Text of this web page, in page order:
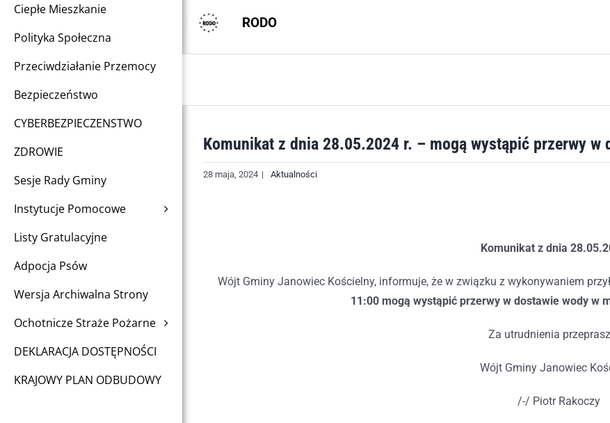
Ciepłe Mieszkanie
Polityka Społeczna
Przeciwdziałanie Przemocy
Bezpieczeństwo
CYBERBEZPIECZENSTWO
ZDROWIE
Sesje Rady Gminy
Instytucje Pomocowe
Listy Gratulacyjne
Adpocja Psów
Wersja Archiwalna Strony
Ochotnicze Straże Pożarne
DEKLARACJA DOSTĘPNOŚCI
KRAJOWY PLAN ODBUDOWY
RODO
Komunikat z dnia 28.05.2024 r. – mogą wystąpić przerwy w
28 maja, 2024 | Aktualności
Komunikat z dnia 28.05
Wójt Gminy Janowiec Kościelny, informuje, że w związku z wykonywaniem
11:00 mogą wystąpić przerwy w dostawie wody w
Za utrudnienia
Wójt Gminy Janowiec
/-/ Piotr Rakoczy